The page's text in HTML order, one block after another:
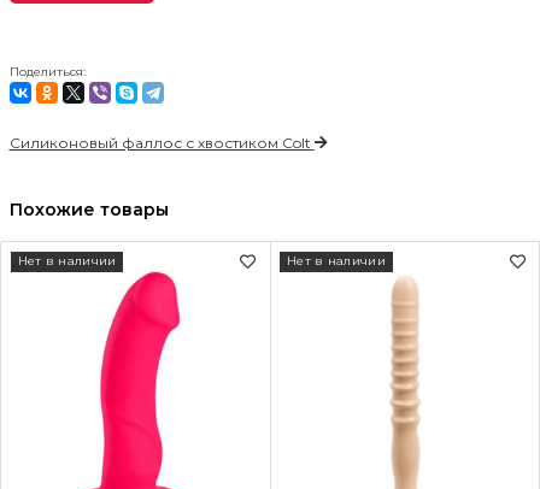
Поделиться:
Силиконовый фаллос с хвостиком Colt
Похожие товары
Нет в наличии Нет в наличии